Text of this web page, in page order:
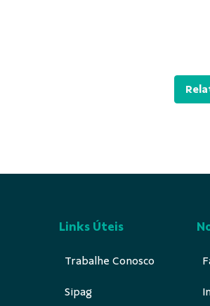
Links Úteis
Trabalhe Conosco
Sipag